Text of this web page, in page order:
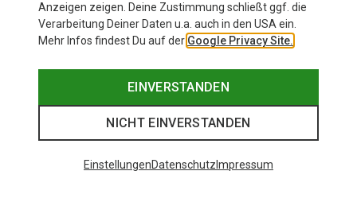
Anzeigen zeigen. Deine Zustimmung schließt ggf. die
Verarbeitung Deiner Daten u.a. auch in den USA ein.
Mehr Infos findest Du auf der Google Privacy Site.
EINVERSTANDEN
NICHT EINVERSTANDEN
EinstellungenDatenschutz Impressum